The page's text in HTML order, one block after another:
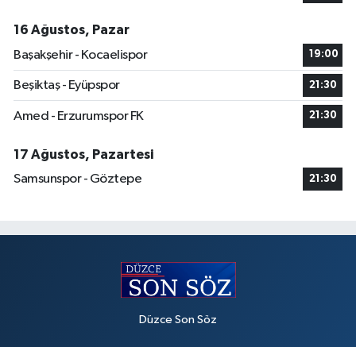
16 Ağustos, Pazar
Başakşehir - Kocaelispor
19:00
Beşiktaş - Eyüpspor 21:30
Amed - Erzurumspor FK 21:30
17 Ağustos, Pazartesi
Samsunspor - Göztepe
21:30
Düzce Son Söz